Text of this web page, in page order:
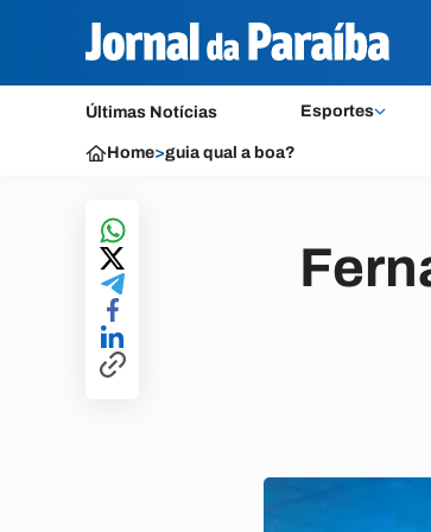
Últimas Notícias Esportes
Home>guia qual a boa?